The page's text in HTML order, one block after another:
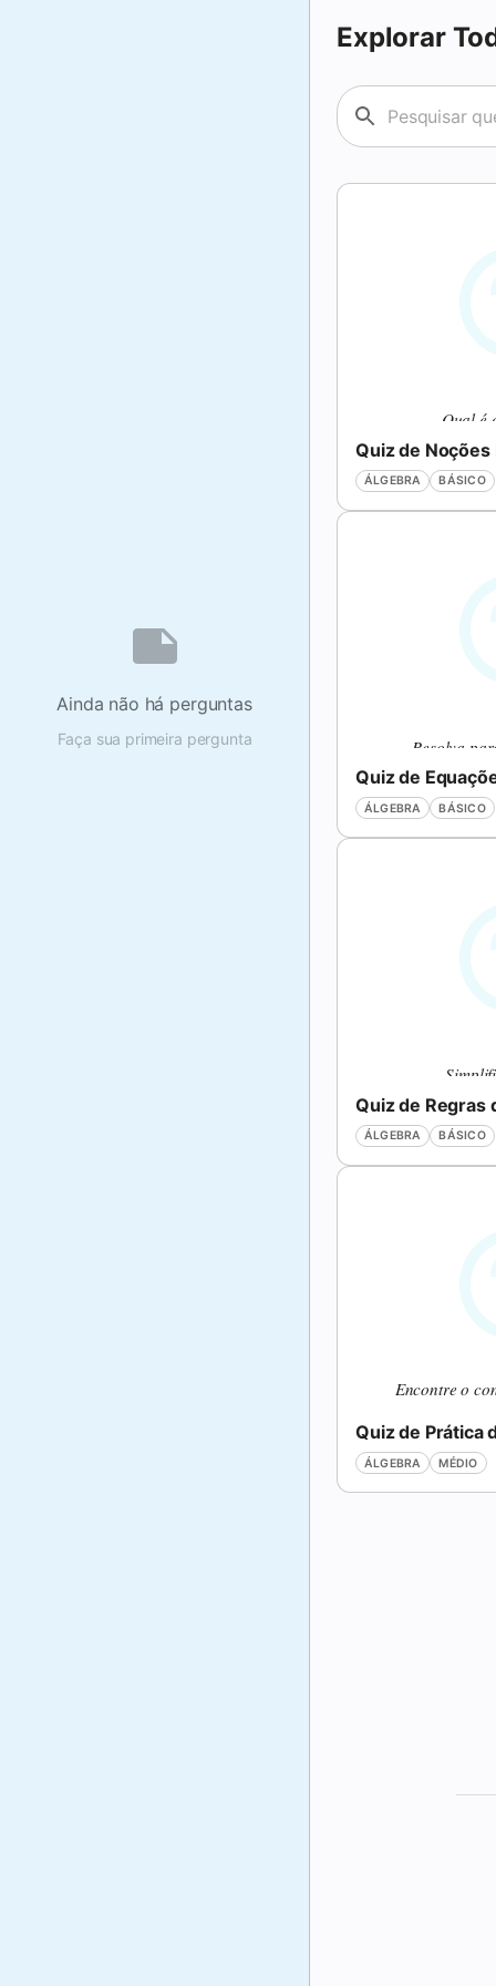
Ainda não há perguntas
Faça sua primeira pergunta
Explorar
Qual é
ÁLGEBRA BÁSICO
Resolva
ÁLGEBRA BÁSICO
ÁLGEBRA BÁSICO
ÁLGEBRA MÉDIO